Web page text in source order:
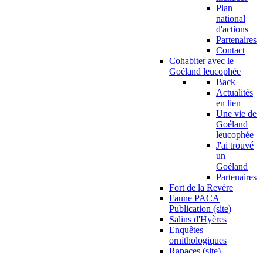
Plan
national
d'actions
Partenaires
Contact
Cohabiter avec le
Goéland leucophée
Back
Actualités
en lien
Une vie de
Goéland
leucophée
J'ai trouvé
un
Goéland
Partenaires
Fort de la Revère
Faune PACA
Publication (site)
Salins d'Hyères
Enquêtes
ornithologiques